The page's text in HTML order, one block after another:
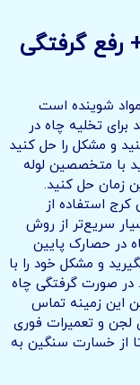
رفع گرفتگی
شوینده است
برای تخلیه چاه در
و مشکل را حل کنید
با متخصصین لوله
زمان حل کنید.
استفاده از
سریع‌تر از روش
در حصارک پایین
و مشکل خود را با
صورت گرفتگی چاه
این زمینه تماس
لجن و تعمیرات فوری
از خسارت سنگین به